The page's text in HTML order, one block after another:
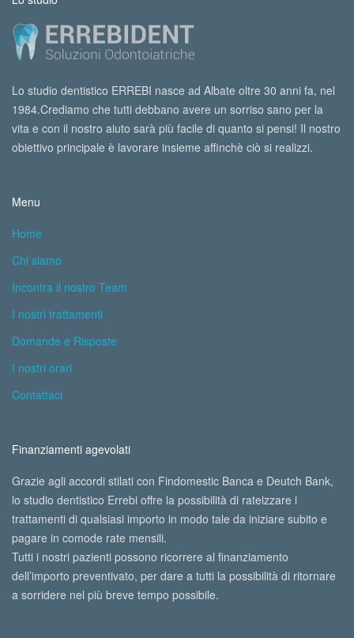
Lo studio dentistico ERREBI nasce ad Albate oltre 30 anni fa, nel
1984.Crediamo che tutti debbano avere un sorriso sano per la
vita e con il nostro aiuto sarà più facile di quanto si pensi! Il nostro
obiettivo principale è lavorare insieme affinchè ciò si realizzi.
Menu
Home
Chi siamo
Incontra il nostro Team
I nostri trattamenti
Domande e Risposte
I nostri orari
Contattaci
Finanziamenti agevolati
Grazie agli accordi stilati con Findomestic Banca e Deutch Bank,
lo studio dentistico Errebi offre la possibilità di rateizzare i
trattamenti di qualsiasi importo in modo tale da iniziare subito e
pagare in comode rate mensili.
Tutti i nostri pazienti possono ricorrere al finanziamento
dell’importo preventivato, per dare a tutti la possibilità di ritornare
a sorridere nel più breve tempo possibile.